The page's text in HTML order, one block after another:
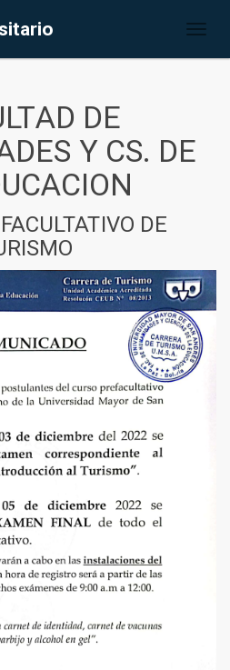
DE
Y CS. DE
DE